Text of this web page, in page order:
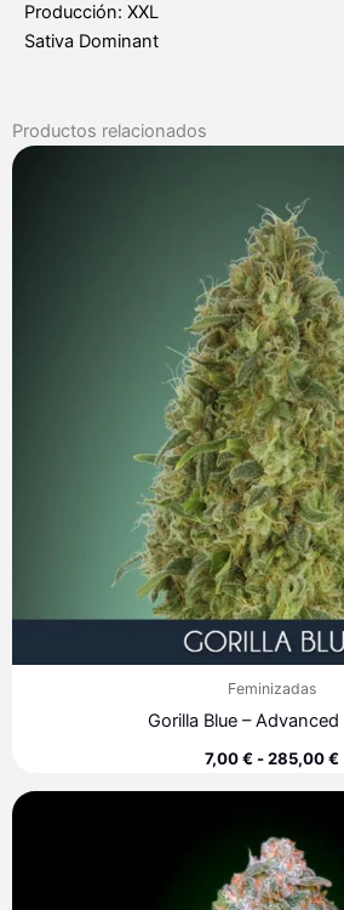
Producción: XXL
Sativa Dominant
Productos relacionados
Feminizadas
Gorilla Blue – Advanced
7,00€ - 285,00€